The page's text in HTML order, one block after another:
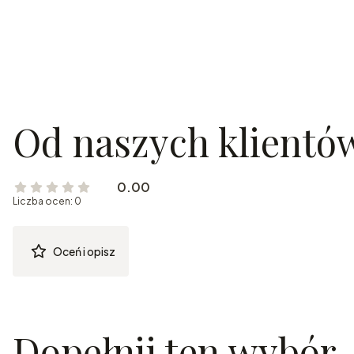
Od naszych
0.00
Liczba ocen: 0
Oceń i opisz